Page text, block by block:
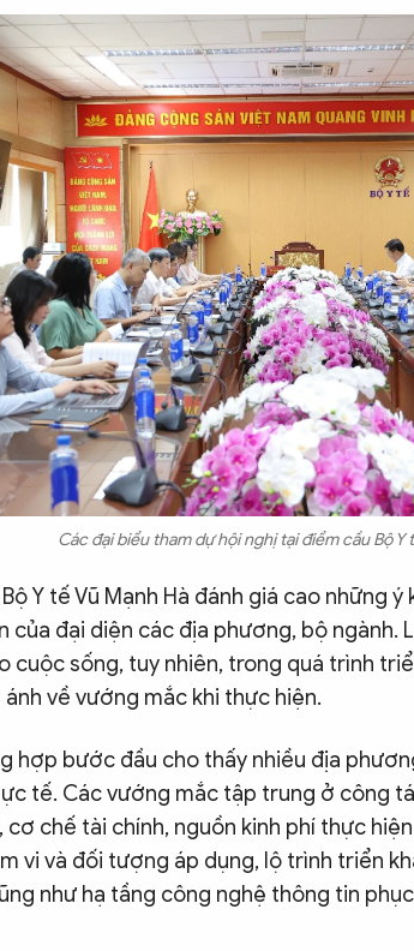
Các đại biểu tham dự hội nghị tại điểm cầu Bộ Y
Y tế Vũ Mạnh Hà đánh giá cao những
của đại diện các địa phương, bộ ngành.
cuộc sống, tuy nhiên, trong quá trình
ánh về vướng mắc khi thực hiện.
hợp bước đầu cho thấy nhiều địa
tế. Các vướng mắc tập trung ở công
cơ chế tài chính, nguồn kinh phí thực
vi và đối tượng áp dụng, lộ trình triển
như hạ tầng công nghệ thông tin